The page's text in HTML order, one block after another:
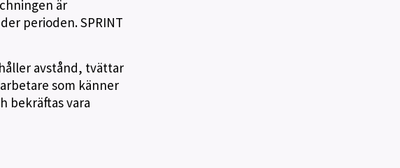
är
perioden. SPRINT
avstånd, tvättar
som känner
bekräftas vara